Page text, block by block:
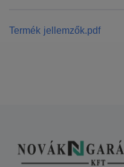
Termék jellemzők.pdf